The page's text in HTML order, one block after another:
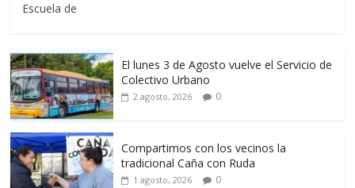
Escuela de
El lunes 3 de Agosto vuelve el Servicio de
Colectivo Urbano
2 agosto, 2026 0
Compartimos con los vecinos la
tradicional Caña con Ruda
1 agosto, 2026 0